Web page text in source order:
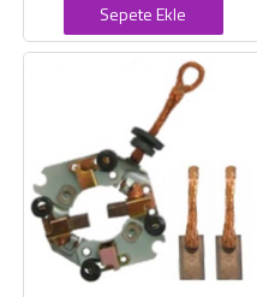
Sepete Ekle